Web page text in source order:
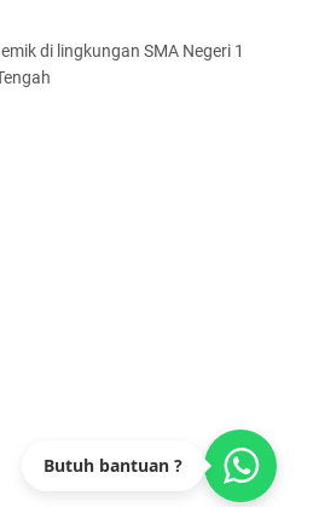
awal menjadi
1 Purwodadi
Siswa Kelas XII TP
di lingkungan SMA Negeri 1
Butuh bantuan ?